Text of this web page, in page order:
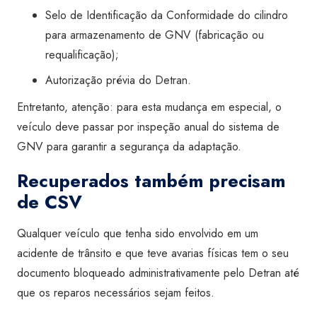
Selo de Identificação da Conformidade do cilindro
para armazenamento de GNV (fabricação ou
requalificação);
Autorização prévia do Detran.
Entretanto, atenção: para esta mudança em especial, o
veículo deve passar por inspeção anual do sistema de
GNV para garantir a segurança da adaptação.
Recuperados também precisam
de CSV
Qualquer veículo que tenha sido envolvido em um
acidente de trânsito e que teve avarias físicas tem o seu
documento bloqueado administrativamente pelo Detran até
que os reparos necessários sejam feitos.